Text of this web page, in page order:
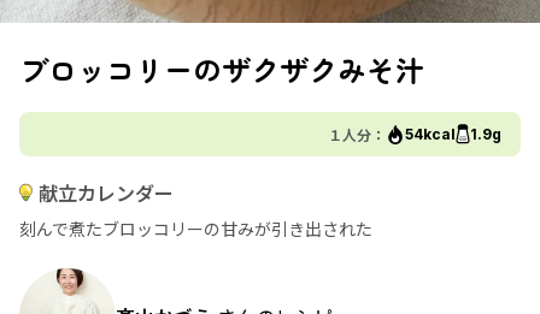
ブロッコリーのザクザクみそ汁
１人分： 54kcal 1.9g
献立カレンダー
刻んで煮たブロッコリーの甘みが引き出された